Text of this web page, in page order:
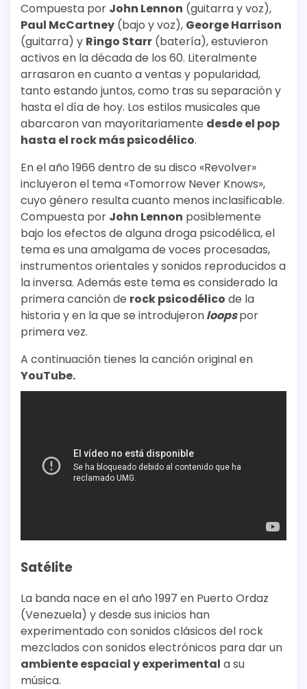
Compuesta por John Lennon (guitarra y voz),
Paul McCartney (bajo y voz), George Harrison
(guitarra) y Ringo Starr (batería), estuvieron
activos en la década de los 60. Literalmente
arrasaron en cuanto a ventas y popularidad,
tanto estando juntos, como tras su separación y
hasta el día de hoy. Los estilos musicales que
abarcaron van mayoritariamente desde el pop
hasta el rock más psicodélico.
En el año 1966 dentro de su disco «Revolver»
incluyeron el tema «Tomorrow Never Knows»,
cuyo género resulta cuanto menos inclasificable.
Compuesta por John Lennon posiblemente
bajo los efectos de alguna droga psicodélica, el
tema es una amalgama de voces procesadas,
instrumentos orientales y sonidos reproducidos a
la inversa. Además este tema es considerado la
primera canción de rock psicodélico de la
historia y en la que se introdujeronloopspor
primera vez.
A continuación tienes la canción original en
YouTube.
Satélite
La banda nace en el año 1997 en Puerto Ordaz
(Venezuela) y desde sus inicios han
experimentado con sonidos clásicos del rock
mezclados con sonidos electrónicos para dar un
ambiente espacial y experimental a su
música.